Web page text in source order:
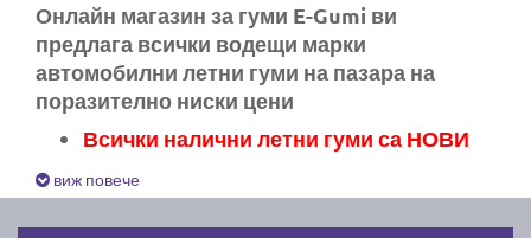
Онлайн магазин за гуми E-Gumi ви
предлага всички водещи марки
автомобилни летни гуми на пазара на
поразително ниски цени
Всички налични летни гуми са НОВИ
Експресна доставка за цяла България
Ние не изпращаме стари гуми
виж повече